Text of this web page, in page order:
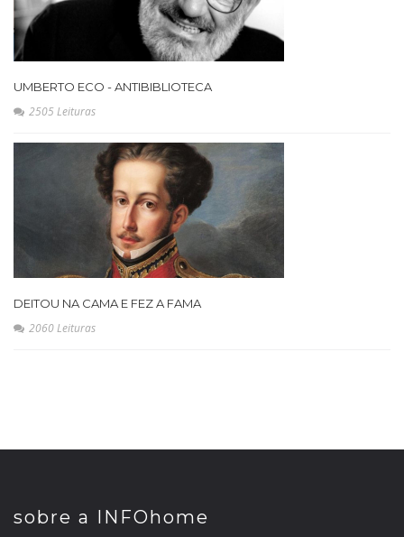
UMBERTO ECO - ANTIBIBLIOTECA
2505 Leituras
DEITOU NA CAMA E FEZ A FAMA
2060 Leituras
sobre a INFOhome